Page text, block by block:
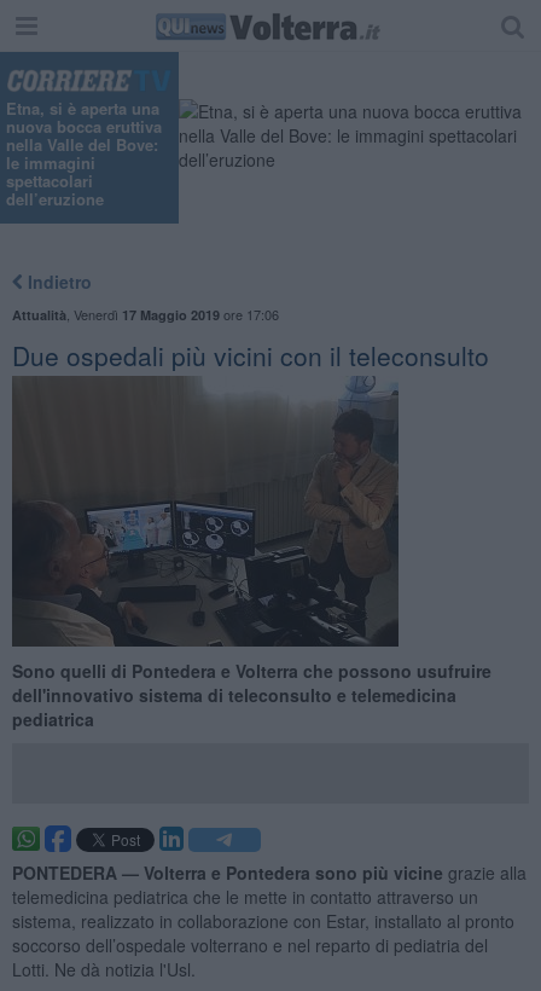
Etna, si è aperta una
nuova bocca eruttiva
nella Valle del Bove:
le immagini
spettacolari
dell’eruzione
Indietro
Attualità Venerdì 17 Maggio 2019ore 17:06
Due ospedali più vicini con il teleconsulto
Sono quelli di Pontedera e Volterra che possono usufruire
dell'innovativo sistema di teleconsulto e telemedicina
pediatrica
PONTEDERA — Volterra e Pontedera sono più vicine grazie alla
telemedicina pediatrica che le mette in contatto attraverso un
sistema, realizzato in collaborazione con Estar, installato al pronto
soccorso dell’ospedale volterrano e nel reparto di pediatria del
Lotti. Ne dà notizia l'Usl.